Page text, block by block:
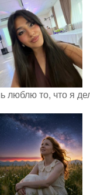
люблю то, что я